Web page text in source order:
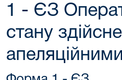
1 - ЄЗ
стану